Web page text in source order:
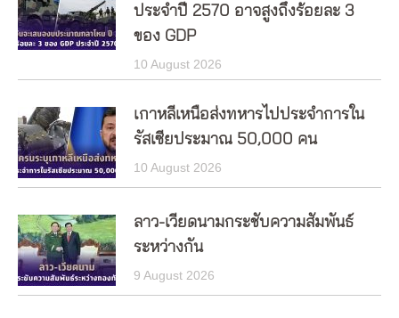
ประจำปี 2570 อาจสูงถึงร้อยละ 3
ของ GDP
10 August 2026
เกาหลีเหนือส่งทหารไปประจำการใน
รัสเซียประมาณ 50,000 คน
10 August 2026
ลาว-เวียดนามกระชับความสัมพันธ์
ระหว่างกัน
9 August 2026